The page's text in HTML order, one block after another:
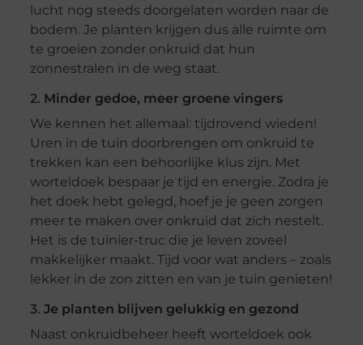
lucht nog steeds doorgelaten worden naar de
bodem. Je planten krijgen dus alle ruimte om
te groeien zonder onkruid dat hun
zonnestralen in de weg staat.
2. Minder gedoe, meer groene vingers
We kennen het allemaal: tijdrovend wieden!
Uren in de tuin doorbrengen om onkruid te
trekken kan een behoorlijke klus zijn. Met
worteldoek bespaar je tijd en energie. Zodra je
het doek hebt gelegd, hoef je je geen zorgen
meer te maken over onkruid dat zich nestelt.
Het is de tuinier-truc die je leven zoveel
makkelijker maakt. Tijd voor wat anders – zoals
lekker in de zon zitten en van je tuin genieten!
3. Je planten blijven gelukkig en gezond
Naast onkruidbeheer heeft worteldoek ook